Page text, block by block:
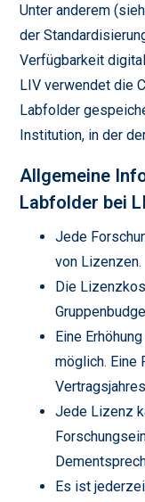
Unter anderem
der
Verfügbarkeit
LIV verwendet die
Labfolder
Institution, in der
Allgemeine
Labfolder bei
Jede
von Lizenzen.
Die
Eine
möglich. Eine
Jede Lizenz
Es ist